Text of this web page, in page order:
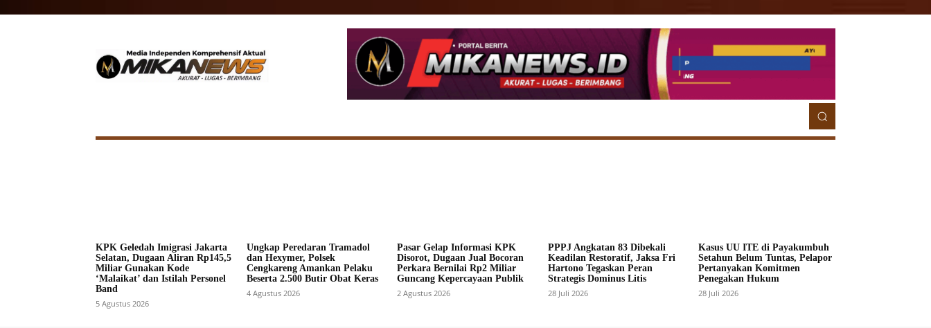
KPK Geledah Imigrasi Jakarta
Selatan, Dugaan Aliran Rp145,5
Miliar Gunakan Kode
‘Malaikat’ dan Istilah Personel
Band
5 Agustus 2026
Ungkap Peredaran Tramadol
dan Hexymer, Polsek
Cengkareng Amankan Pelaku
Beserta 2.500 Butir Obat Keras
4 Agustus 2026
Pasar Gelap Informasi KPK
Disorot, Dugaan Jual Bocoran
Perkara Bernilai Rp2 Miliar
Guncang Kepercayaan Publik
2 Agustus 2026
PPPJ Angkatan 83 Dibekali
Keadilan Restoratif, Jaksa Fri
Hartono Tegaskan Peran
Strategis Dominus Litis
28 Juli 2026
Kasus UU ITE di Payakumbuh
Setahun Belum Tuntas, Pelapor
Pertanyakan Komitmen
Penegakan Hukum
28 Juli 2026